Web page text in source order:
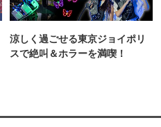
涼しく過ごせる東京ジョイポリ
スで絶叫＆ホラーを満喫！